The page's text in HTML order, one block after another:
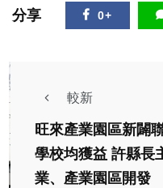
分享 0+
較新
旺來產業園區新闢
學校均獲益 許縣長
業、產業園區開發